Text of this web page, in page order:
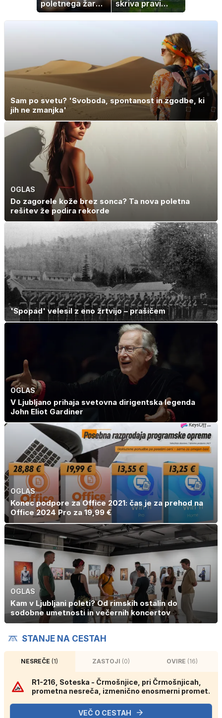
poletnega žara,
po katerem ne
boste
skriva pravi
naravni čudež:
izlet, ki bo
navdušil otroke
Sam po svetu? 'Svoboda, spontanost in zgodbe, ki
jih ne zmanjka'
OGLAS
Do zagorele kože brez sonca? Ta nova poletna
rešitev že podira rekorde
'Spopad' velesil z eno žrtvijo – prašičem
OGLAS
V Ljubljano prihaja svetovna dirigentska legenda
John Eliot Gardiner
OGLAS
Konec podpore za Office 2021: čas je za prehod na
Office 2024 Pro za 19,99 €
OGLAS
Kam v Ljubljani poleti? Od rimskih ostalin do
sodobne umetnosti in večernih koncertov
STANJE NA CESTAH
NESREČE(1) ZASTOJI (0) OVIRE (16)
R1-216, Soteska - Črmošnjice, pri Črmošnjicah,
prometna nesreča, izmenično enosmerni promet.
VEČ O CESTAH